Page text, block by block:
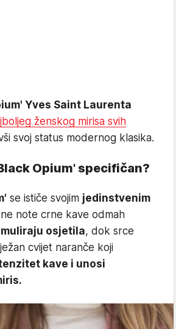
Yves Saint Laurenta
ženskog mirisa svih
svoj status modernog klasika.
Opium' specifičan?
se ističe svojim jedinstvenim
note crne kave odmah
osjetila, dok srce
cvijet naranče koji
kave i unosi